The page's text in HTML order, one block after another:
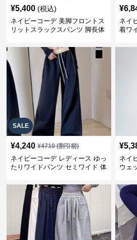
¥5,400 (税込)
ネイビーコーデ 美脚フロントス
リットスラックスパンツ 脚長体
¥
ネイ
着ワ
SALE
¥4,240 ¥4710(割引前)
ネイビーコーデ レディース ゆっ
たりワイドパンツ セミワイド 体
¥
ネイ
ウェ